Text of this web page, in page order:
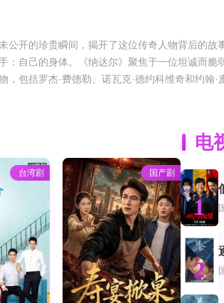
公开的珍贵瞬间，揭开了这位传奇人物背后的
自己的身体。《纳达尔》聚焦于一位坦诚而脆
包括罗杰·费德勒、诺瓦克·德约科维奇和约翰
台湾剧 国产剧
电
1
2